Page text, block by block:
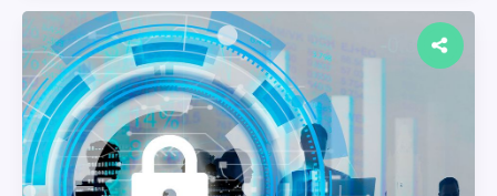
медицинской информационной системой
«Реновацио», одним из лидеров рынка
автоматизации частных …